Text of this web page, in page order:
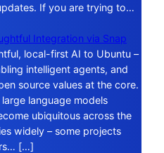
If you are trying to…
Integration via Snap
local-first AI to Ubuntu –
intelligent agents, and
source values at the core.
language models
ubiquitous across the
widely – some projects
[…]